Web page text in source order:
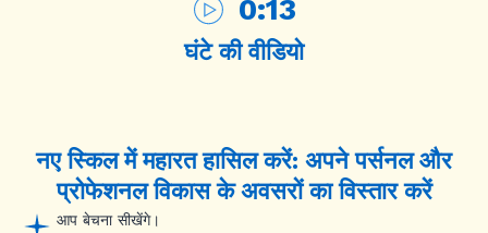
0:13
घंटे की वीडियो
नएस्किलमें महारत हासिल करें: अपने पर्सनल और
प्रोफेशनल विकास के अवसरों का विस्तार करें
आप बेचना सीखेंगे।